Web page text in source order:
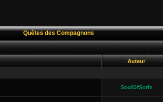
Quêtes des Compagnons
Auteur
SoulOfSorin